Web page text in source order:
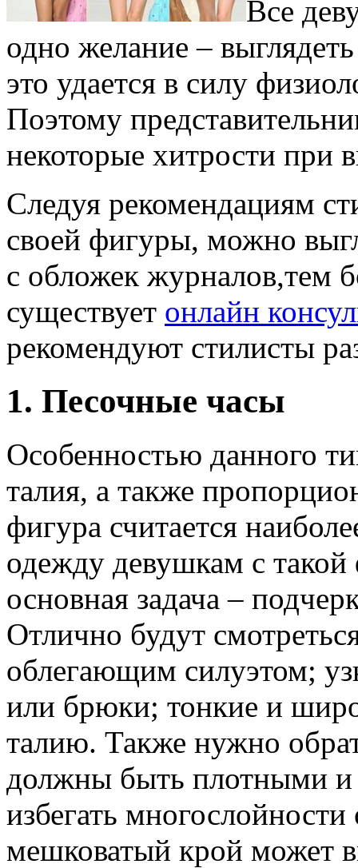
Все
одно желание –
это удается в силу
Поэтому
некоторые хитрости при
Следуя рекомендациям
своей фигуры, можно
с обложек журналов,тем
существует онлайн
рекомендуют стилисты
1. Песочные часы
Особенностью данного
талия, а также
фигура считается
одежду девушкам с
основная задача –
Отлично будут
облегающим силуэтом;
или брюки; тонкие и
талию. Также нужно
должны быть плотными и
избегать
мешковатый крой может